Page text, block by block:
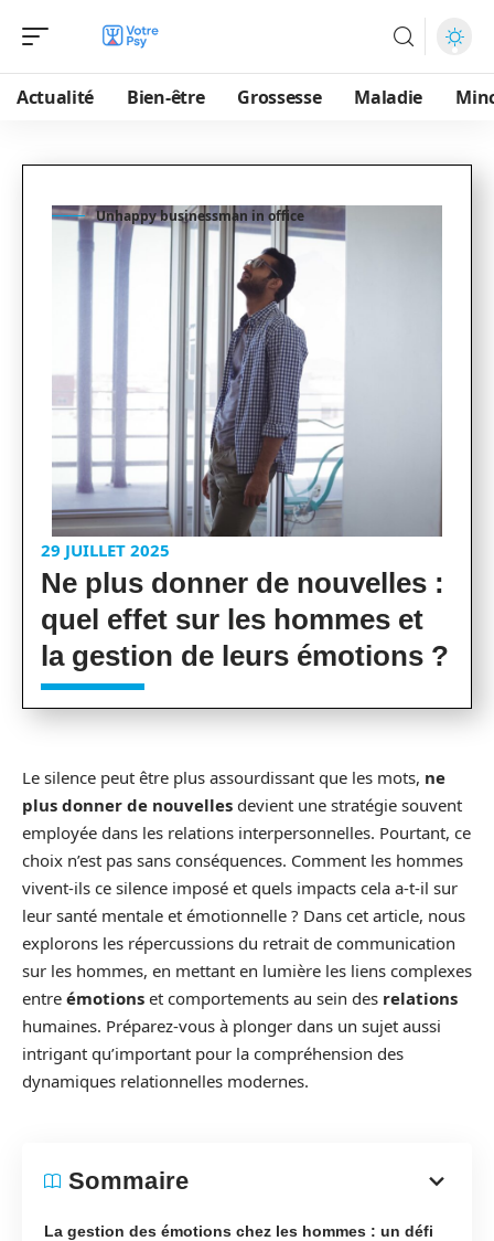
Actualité Bien-être Grossesse Maladie
Unhappy businessman in office
29 JUILLET 2025
Ne plus donner de nouvelles :
quel effet sur les hommes et
la gestion de leurs émotions ?
Le silence peut être plus assourdissant que les mots, ne
plus donner de nouvelles devient une stratégie souvent
employée dans les relations interpersonnelles. Pourtant, ce
choix n’est pas sans conséquences. Comment les hommes
vivent-ils ce silence imposé et quels impacts cela a-t-il sur
leur santé mentale et émotionnelle ? Dans cet article, nous
explorons les répercussions du retrait de communication
sur les hommes, en mettant en lumière les liens complexes
entre émotions et comportements au sein des relations
humaines. Préparez-vous à plonger dans un sujet aussi
intrigant qu’important pour la compréhension des
dynamiques relationnelles modernes.
Sommaire
La gestion des émotions chez les hommes : un défi